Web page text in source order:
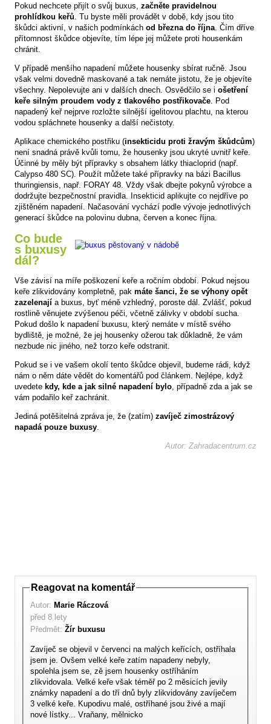
Pokud nechcete přijít o svůj buxus, začněte pravidelnou
prohlídkou keřů . Tu byste měli provádět v době, kdy jsou tito
škůdci aktivní, v našich podmínkách od března do října . Čím dříve
přítomnost škůdce objevíte, tím lépe jej můžete proti housenkám
chránit.
V případě menšího napadení můžete housenky sbírat ručně. Jsou
však velmi dovedně maskované a tak nemáte jistotu, že je objevíte
všechny. Nepolevujte ani v dalších dnech. Osvědčilo se i ošetření
keře silným proudem vody z tlakového postřikovače . Pod
napadený keř nejprve rozložte silnější igelitovou plachtu, na kterou
vodou spláchnete housenky a další nečistoty.
Aplikace chemického postřiku (insekticidu proti žravým škůdcům)
není snadná právě kvůli tomu, že housenky jsou ukryté uvnitř keře.
Účinné by měly být přípravky s obsahem látky thiacloprid (např.
Calypso 480 SC). Použít můžete také přípravky na bázi Bacillus
thuringiensis, např. FORAY 48. Vždy však dbejte pokynů výrobce a
dodržujte bezpečnostní pravidla. Insekticid aplikujte co nejdříve po
zjištěném napadení. Načasování vychází podle vývoje jednotlivých
generací škůdce na polovinu dubna, červen a konec října.
Co bude
s buxusy
dál?
Vše závisí na míře poškození keře a ročním období. Pokud nejsou
keře zlikvidovány kompletně, pak máte šanci, že se výhony opět
zazelenají a buxus, byť méně vzhledný, poroste dál. Zvlášť, pokud
rostlině věnujete zvýšenou péči, včetně zálivky v období sucha.
Pokud došlo k napadení buxusu, který nemáte v místě svého
bydliště, je možné, že jej housenky ožerou tak důkladně, že vám
nezbude nic jiného, než torzo keře odstranit.
Pokud se i ve vašem okolí tento škůdce objevil, budeme rádi, když
nám o něm dáte vědět do komentářů pod článkem. Nejlépe, když
uvedete kdy, kde a jak silné napadení bylo, případně zda a jak se
vám podařilo keř zachránit.
Jediná potěšitelná zpráva je, že (zatím) zavíječ zimostrázový
napadá pouze buxusy.
Autor: Zahradacentrum.cz
Reagovat na komentář
Autor: Marie Ráczová
před 8 lety
Předmět: Žír buxusu
Zavíječ se objevil v červenci na malých keřících, ostříhala
jsem je. Ovšem velké keře zatím napadeny nebyly,
spolehla jsem se, zě jsem housenky ostříháním
zlikvidovala. Velké keře však téměř po 2 měsicích jevily
známky napadení a do tří dnů byly zlikvidovány zavíječem
3 velké keře. Kupodivu malé, ostříhané jsou živé a mají
nové lístky... Vraňany, mělnicko